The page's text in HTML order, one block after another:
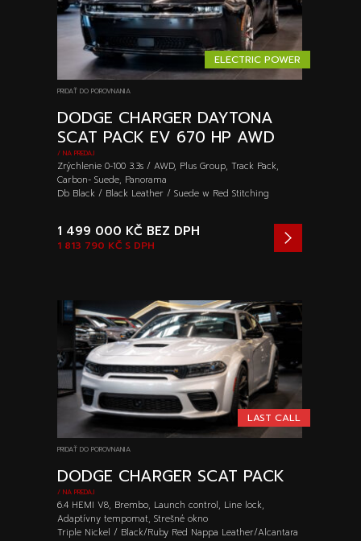
ELECTRIC POWER
PRIDAŤ DO POROVNANIA
DODGE CHARGER DAYTONA
SCAT PACK EV 670 HP AWD
/ NA PREDAJ
Zrýchlenie 0-100 3.3s / AWD, Plus Group, Track Pack,
Carbon- Suede, Panorama
Db Black / Black Leather / Suede w Red Stitching
1 813 790 KČ S DPH
1 499 000 KČ BEZ DPH
LAST CALL
PRIDAŤ DO POROVNANIA
DODGE CHARGER SCAT PACK
/ NA PREDAJ
6.4 HEMI V8, Brembo, Launch control, Line lock,
Adaptívny tempomat, Strešné okno
Triple Nickel / Black/Ruby Red Nappa Leather/Alcantara